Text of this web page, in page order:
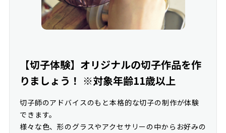
【切子体験】オリジナルの切子作品を作
りましょう！ ※対象年齢11歳以上
切子師のアドバイスのもと本格的な切子の制作が体験
できます。
様々な色、形のグラスやアクセサリーの中からお好みの